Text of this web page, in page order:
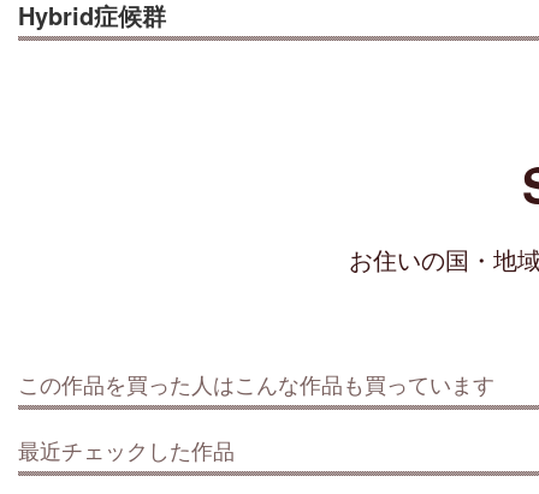
Hybrid症候群
お住いの国・地
この作品を買った人はこんな作品も買っています
最近チェックした作品